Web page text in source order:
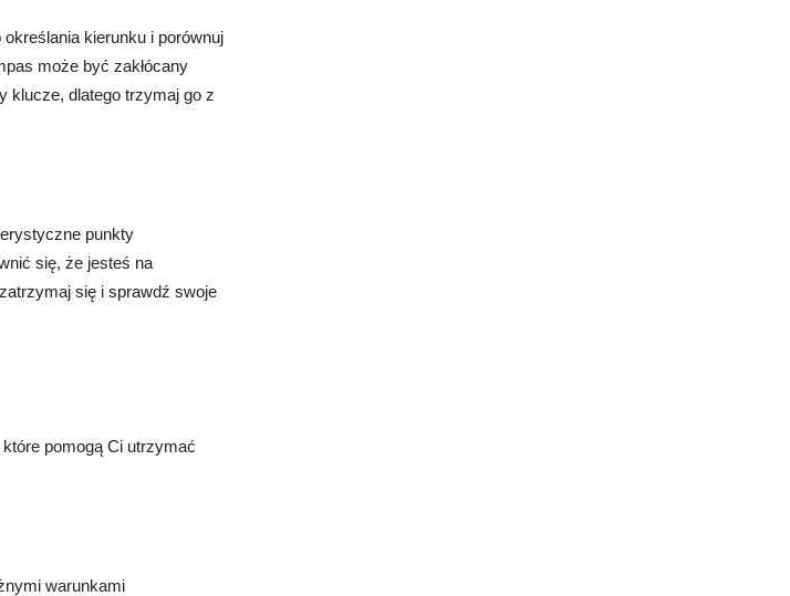
kierunku i porównuj
może być zakłócany
klucze, dlatego trzymaj go z
punkty
się, że jesteś na
się i sprawdź swoje
pomogą Ci utrzymać
warunkami